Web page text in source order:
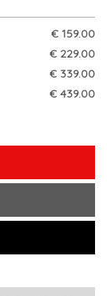
€ 159.00
€ 229.00
€ 339.00
€ 439.00